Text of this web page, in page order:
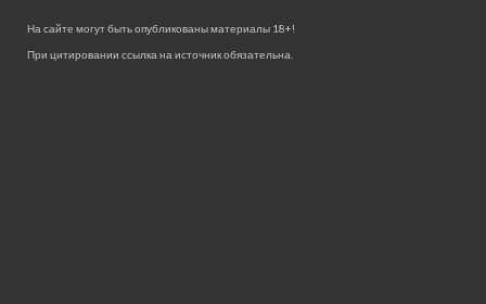
На сайте могут быть опубликованы материалы 18+!
При цитировании ссылка на источник обязательна.